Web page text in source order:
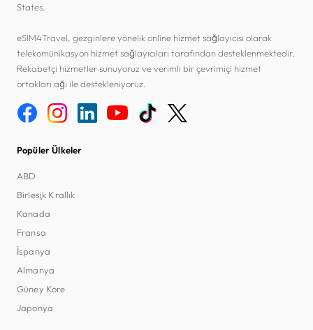
States.
eSIM4Travel, gezginlere yönelik online hizmet sağlayıcısı olarak
telekomünikasyon hizmet sağlayıcıları tarafından desteklenmektedir.
Rekabetçi hizmetler sunuyoruz ve verimli bir çevrimiçi hizmet
ortakları ağı ile destekleniyoruz.
Popüler Ülkeler
ABD
Birleşik Krallık
Kanada
Fransa
İspanya
Almanya
Güney Kore
Japonya